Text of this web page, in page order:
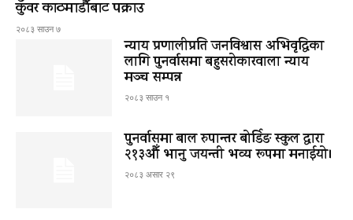
कुँवर काठमाडौँबाट पक्राउ
२०८३ साउन ७
न्याय प्रणालीप्रति जनविश्वास अभिवृद्धिका
लागि पुनर्वासमा बहुसरोकारवाला न्याय
मञ्च सम्पन्न
२०८३ साउन १
पुनर्वासमा बाल रुपान्तर बोर्डिङ स्कुल द्धारा
२१३औँ भानु जयन्ती भव्य रूपमा मनाईयो।
२०८३ असार २९